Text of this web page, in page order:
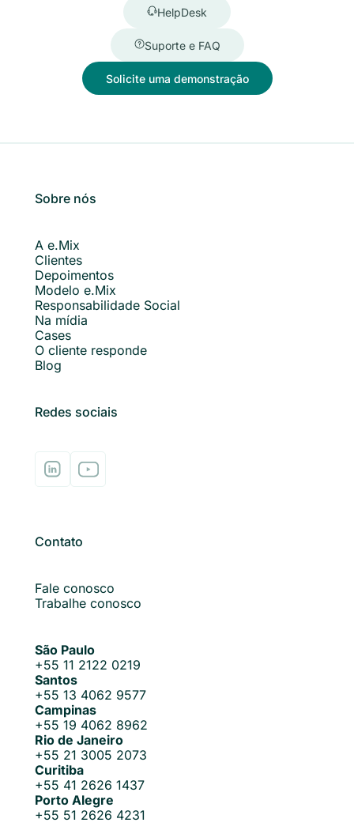
HelpDesk
Suporte e FAQ
Solicite uma demonstração
Sobre nós
A e.Mix
Clientes
Depoimentos
Modelo e.Mix
Responsabilidade Social
Na mídia
Cases
O cliente responde
Blog
Redes sociais
Contato
Fale conosco
Trabalhe conosco
São Paulo
+55 11 2122 0219
Santos
+55 13 4062 9577
Campinas
+55 19 4062 8962
Rio de Janeiro
+55 21 3005 2073
Curitiba
+55 41 2626 1437
Porto Alegre
+55 51 2626 4231